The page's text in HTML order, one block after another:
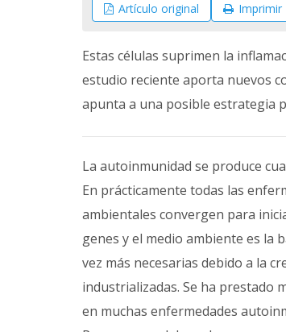
Artículo original Imprimir
Estas células suprimen la
estudio reciente aporta nuevos
apunta a una posible estrategia
La autoinmunidad se produce
En prácticamente todas las
ambientales convergen para
genes y el medio ambiente es la
vez más necesarias debido a la
industrializadas. Se ha prestado
en muchas enfermedades